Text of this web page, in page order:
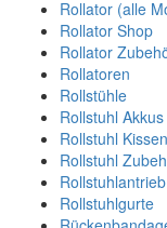
Rollator (alle
Rollator Shop
Rollator
Rollatoren
Rollstühle
Rollstuhl Akkus
Rollstuhl
Rollstuhl
Rollstuhlantrieb
Rollstuhlgurte